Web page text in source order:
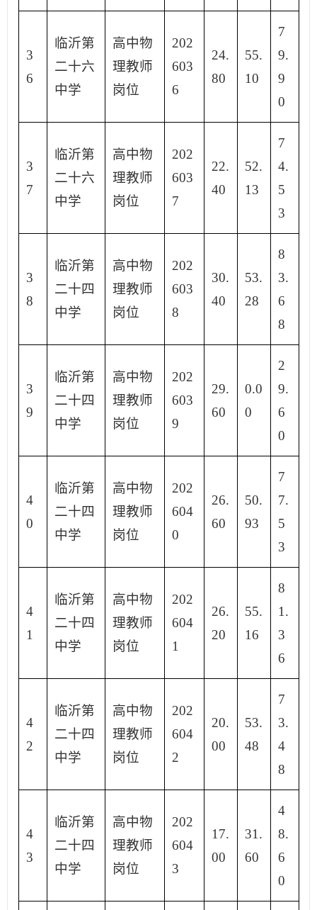
3
6
临沂第
二十六
中学
高中物
理教师
岗位
202
603
6
24.
80
55.
10
7
9.
9
0
3
7
临沂第
二十六
中学
高中物
理教师
岗位
202
603
7
22.
40
52.
13
7
4.
5
3
3
8
临沂第
二十四
中学
高中物
理教师
岗位
202
603
8
30.
40
53.
28
8
3.
6
8
3
9
临沂第
二十四
中学
高中物
理教师
岗位
202
603
9
29.
60
0.0
0
2
9.
6
0
4
0
临沂第
二十四
中学
高中物
理教师
岗位
202
604
0
26.
60
50.
93
7
7.
5
3
4
1
临沂第
二十四
中学
高中物
理教师
岗位
202
604
1
26.
20
55.
16
8
1.
3
6
4
2
临沂第
二十四
中学
高中物
理教师
岗位
202
604
2
20.
00
53.
48
7
3.
4
8
4
3
临沂第
二十四
中学
高中物
理教师
岗位
202
604
3
17.
00
31.
60
4
8.
6
0